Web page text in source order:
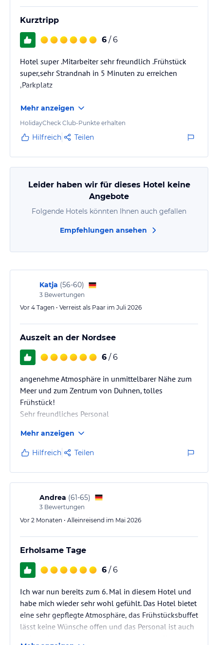
Kurztripp
6 / 6
Hotel super .Mitarbeiter sehr freundlich .Frühstück
super,sehr Strandnah in 5 Minuten zu erreichen
,Parkplatz
Mehr anzeigen
HolidayCheck Club-Punkte erhalten
Hilfreich Teilen
Leider haben wir für dieses Hotel keine
Angebote
Folgende Hotels könnten Ihnen auch gefallen
Empfehlungen ansehen
Katja (56-60)
3 Bewertungen
Vor 4 Tagen • Verreist als Paar im Juli 2026
Auszeit an der Nordsee
6 / 6
angenehme Atmosphäre in unmittelbarer Nähe zum
Meer und zum Zentrum von Duhnen, tolles
Frühstück!
Sehr freundliches Personal
Mehr anzeigen
Hilfreich Teilen
Andrea (61-65)
3 Bewertungen
Vor 2 Monaten • Alleinreisend im Mai 2026
Erholsame Tage
6 / 6
Ich war nun bereits zum 6. Mal in diesem Hotel und
habe mich wieder sehr wohl gefühlt. Das Hotel bietet
eine sehr gepflegte Atmosphäre, das Frühstücksbuffet
lässt keine Wünsche offen und das Personal ist auch